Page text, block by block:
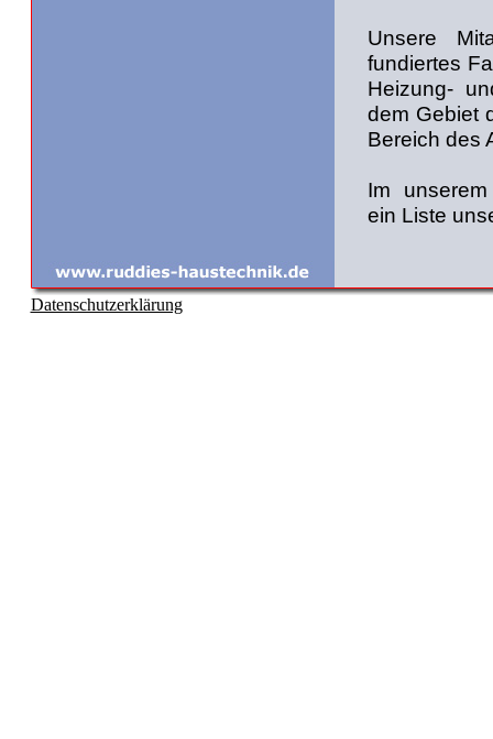
Unsere
fundiertes
Heizung-
dem Gebiet
Bereich des
Im
ein Liste
Datenschutzerklärung